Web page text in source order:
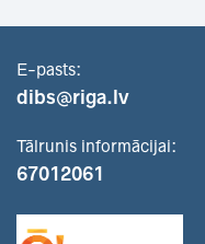
E-pasts:
dibs@riga.lv
Tālrunis informācijai:
67012061